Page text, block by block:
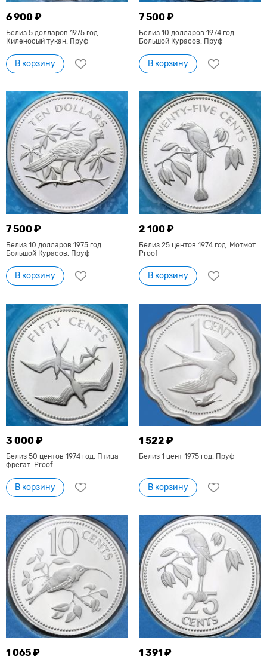
6 900 ₽
Белиз 5 долларов 1975 год.
Киленосый тукан. Пруф
В корзину
7 500 ₽
Белиз 10 долларов 1974 год.
Большой Курасов. Пруф
В корзину
7 500 ₽
Белиз 10 долларов 1975 год.
Большой Курасов. Пруф
В корзину
2 100 ₽
Белиз 25 центов 1974 год. Мотмот.
Proof
В корзину
3 000 ₽
Белиз 50 центов 1974 год. Птица
фрегат. Proof
В корзину
1 522 ₽
Белиз 1 цент 1975 год. Пруф
В корзину
1 065 ₽ 1 391 ₽